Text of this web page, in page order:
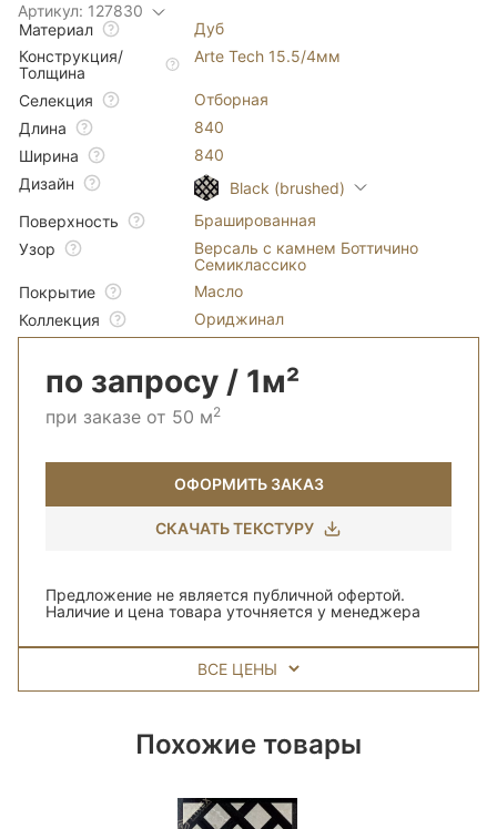
Артикул: 127830
Материал
Дуб
Конструкция/
Толщина
Arte Tech 15.5/4мм
Селекция
Отборная
Длина
840
Ширина
840
Дизайн
Black (brushed)
Поверхность
Брашированная
Узор
Версаль с камнем Боттичино
Семиклассико
Покрытие
Масло
Коллекция
Ориджинал
по запросу / 1м²
при заказе от 50 м2
ОФОРМИТЬ ЗАКАЗ
СКАЧАТЬ ТЕКСТУРУ
Предложение не является публичной офертой.
Наличие и цена товара уточняется у менеджера
ВСЕ ЦЕНЫ
Похожие товары